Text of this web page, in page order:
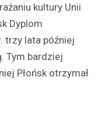
kultury Unii
Dyplom
trzy lata później
Tym bardziej
Płońsk otrzymał